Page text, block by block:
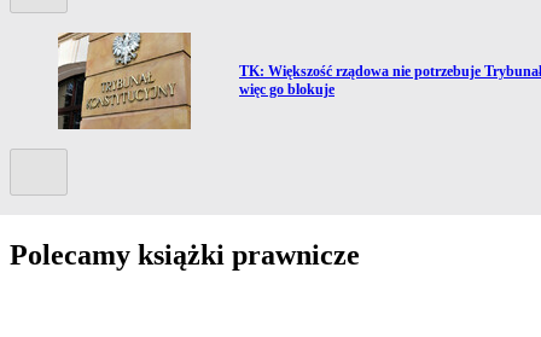
Przejdź do artykułu:
TK: Większość rządowa nie potrzebuje
więc go blokuje
Polecamy książki prawnicze